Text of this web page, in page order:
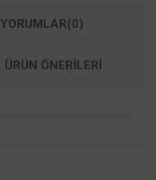
YORUMLAR(0)
ÜRÜN ÖNERILERI